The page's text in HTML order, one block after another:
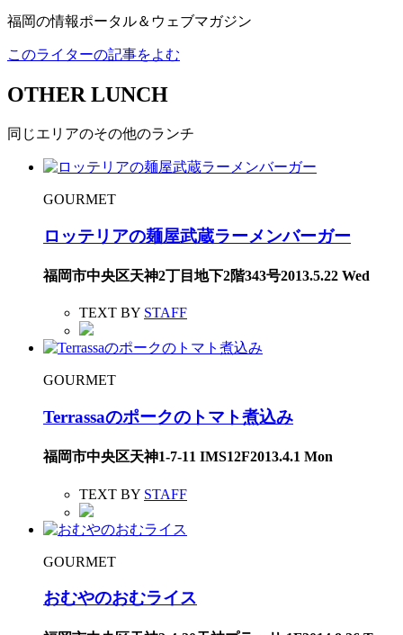
福岡の情報ポータル＆ウェブマガジン
このライターの記事をよむ
OTHER LUNCH
同じエリアのその他のランチ
GOURMET
ロッテリアの麺屋武蔵ラーメンバーガー
福岡市中央区天神2丁目地下2階343号2013.5.22 Wed
TEXT BY STAFF
GOURMET
Terrassaのポークのトマト煮込み
福岡市中央区天神1-7-11 IMS12F2013.4.1 Mon
TEXT BY STAFF
GOURMET
おむやのおむライス